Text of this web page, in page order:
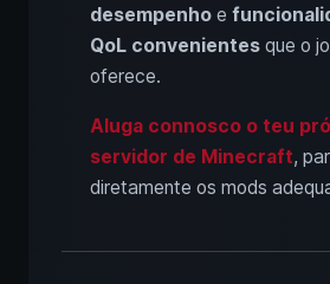
desempenho e
QoL convenientes que o
oferece.
Aluga connosco o teu
servidor de Minecraft,
diretamente os mods